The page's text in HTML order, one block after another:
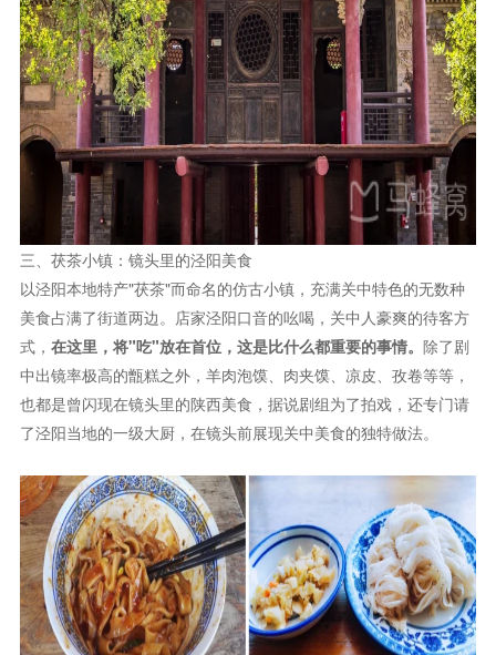
三、茯茶小镇：镜头里的泾阳美食
以泾阳本地特产"茯茶"而命名的仿古小镇，充满关中特色的无数种
美食占满了街道两边。店家泾阳口音的吆喝，关中人豪爽的待客方
式， 在这里，将"吃"放在首位，这是比什么都重要的事情。 除了剧
中出镜率极高的甑糕之外，羊肉泡馍、肉夹馍、凉皮、孜卷等等，
也都是曾闪现在镜头里的陕西美食，据说剧组为了拍戏，还专门请
了泾阳当地的一级大厨，在镜头前展现关中美食的独特做法。